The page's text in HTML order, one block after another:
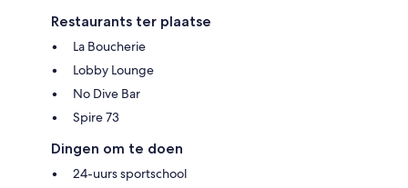
Restaurants ter plaatse
La Boucherie
Lobby Lounge
No Dive Bar
Spire 73
Dingen om te doen
24-uurs sportschool